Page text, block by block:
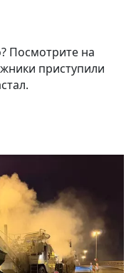
Посмотрите на
приступили